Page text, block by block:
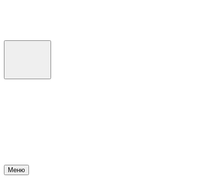
Меню